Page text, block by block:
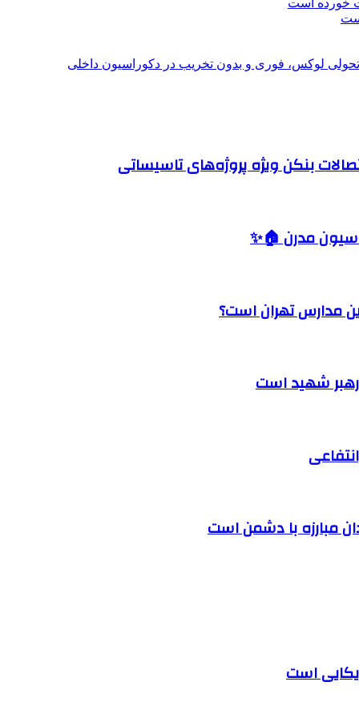
خورده است
تحولی لوکس، فوری و بدون تخریب در دکوراسیون داخلی
بنکن ویژه پروژه‌های تاسیساتی
مدرن 🏠✨
مدارس تهران است؟
رهبر شهید است
مبارزه با دشمن است
است